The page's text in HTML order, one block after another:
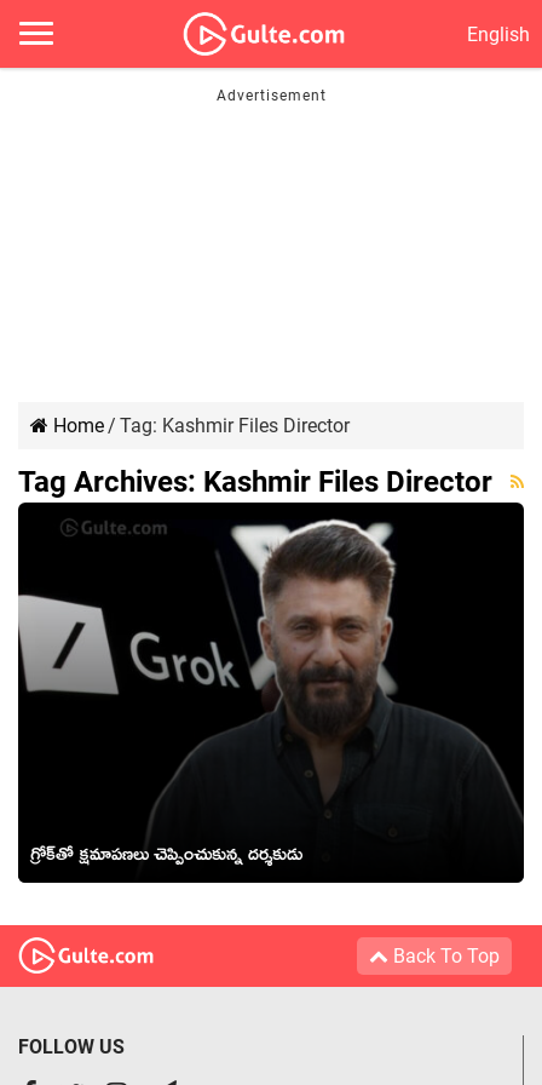
English
Home/ Tag: Kashmir Files Director
Tag Archives: Kashmir Files Director
గ్రోక్‌తో క్షమాపణలు చెప్పించుకున్న దర్శకుడు
Back To Top
FOLLOW US